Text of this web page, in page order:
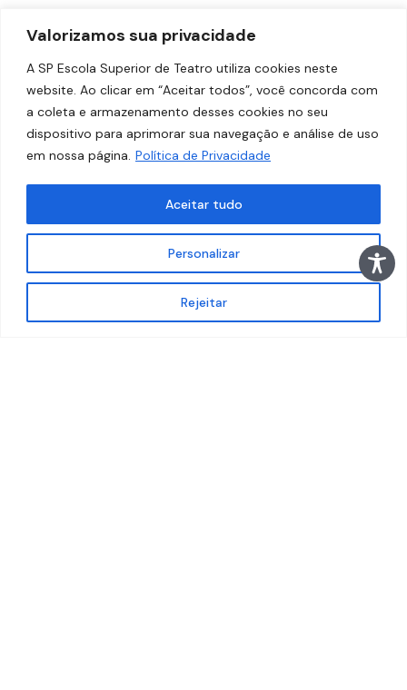
Valorizamos sua privacidade
A SP Escola Superior de Teatro utiliza cookies neste
website. Ao clicar em “Aceitar todos”, você concorda com
a coleta e armazenamento desses cookies no seu
dispositivo para aprimorar sua navegação e análise de uso
em nossa página. Política de Privacidade
Personalizar
Rejeitar
Aceitar tudo
© 2026SP Escola Superior de Teatro – Faculdade das
. Todos os direitos reservados.
Desenvolvido porEstúdio Copacabana.